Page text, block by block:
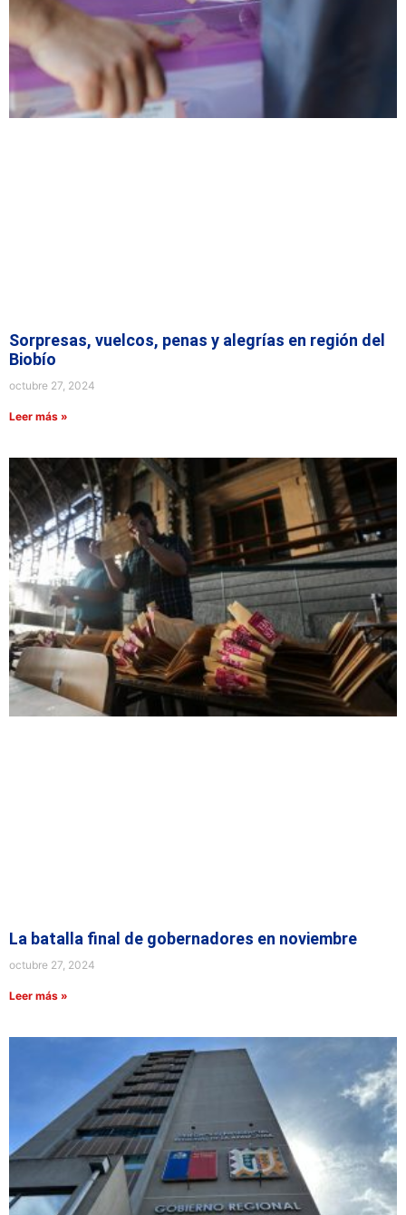
Sorpresas, vuelcos, penas y alegrías en región del
Biobío
octubre 27, 2024
Leer más »
La batalla final de gobernadores en noviembre
octubre 27, 2024
Leer más »